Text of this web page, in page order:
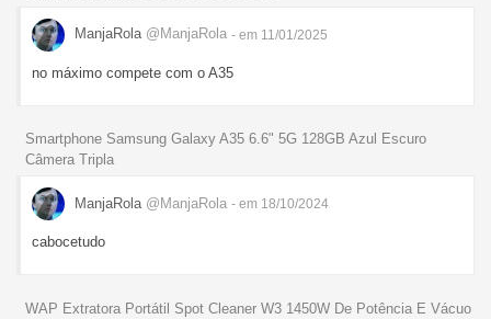
ManjaRola @ManjaRola - em 11/01/2025
no máximo compete com o A35
Smartphone Samsung Galaxy A35 6.6" 5G 128GB Azul Escuro
Câmera Tripla
ManjaRola @ManjaRola - em 18/10/2024
cabocetudo
WAP Extratora Portátil Spot Cleaner W3 1450W De Potência E Vácuo